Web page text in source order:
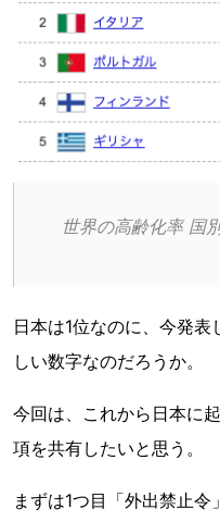
世界の高齢化率 国
日本は1位なのに、今発
しい数字なのだろうか。
今回は、これから日本に
項を共有したいと思う。
まずは1つ目「外出禁止令